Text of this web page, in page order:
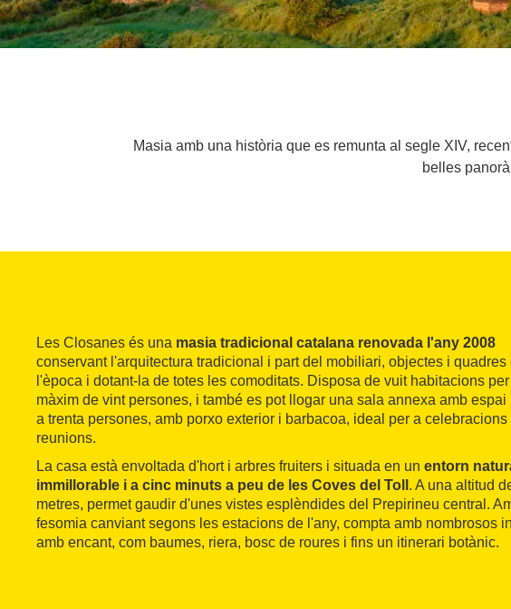
Masia amb una història que es remunta al segle XIV,
belles
Les Closanes és una masia tradicional catalana renovada l'any 2008
conservant l'arquitectura tradicional i part del mobiliari, objectes i quadres
l'època i dotant-la de totes les comoditats. Disposa de vuit habitacions
màxim de vint persones, i també es pot llogar una sala annexa amb espai
a trenta persones, amb porxo exterior i barbacoa, ideal per a celebracions
reunions.
La casa està envoltada d'hort i arbres fruiters i situada en un entorn
immillorable i a cinc minuts a peu de les Coves del Toll . A una altitud
metres, permet gaudir d'unes vistes esplèndides del Prepirineu central.
fesomia canviant segons les estacions de l'any, compta amb nombrosos
amb encant, com baumes, riera, bosc de roures i fins un itinerari botànic.